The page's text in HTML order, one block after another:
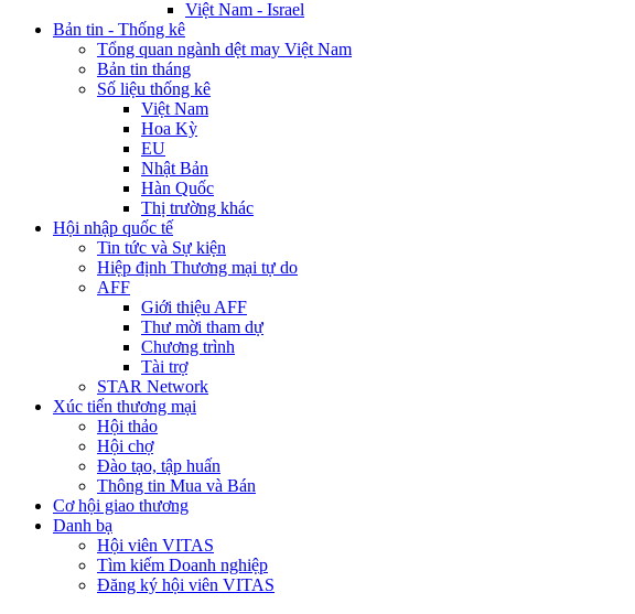
Việt Nam - Israel
Bản tin - Thống kê
Tổng quan ngành dệt may Việt Nam
Bản tin tháng
Số liệu thống kê
Việt Nam
Hoa Kỳ
EU
Nhật Bản
Hàn Quốc
Thị trường khác
Hội nhập quốc tế
Tin tức và Sự kiện
Hiệp định Thương mại tự do
AFF
Giới thiệu AFF
Thư mời tham dự
Chương trình
Tài trợ
STAR Network
Xúc tiến thương mại
Hội thảo
Hội chợ
Đào tạo, tập huấn
Thông tin Mua và Bán
Cơ hội giao thương
Danh bạ
Hội viên VITAS
Tìm kiếm Doanh nghiệp
Đăng ký hội viên VITAS